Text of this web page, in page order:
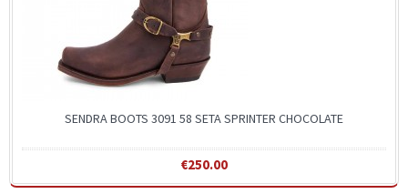
SENDRA BOOTS 3091 58 SETA SPRINTER CHOCOLATE
€250.00